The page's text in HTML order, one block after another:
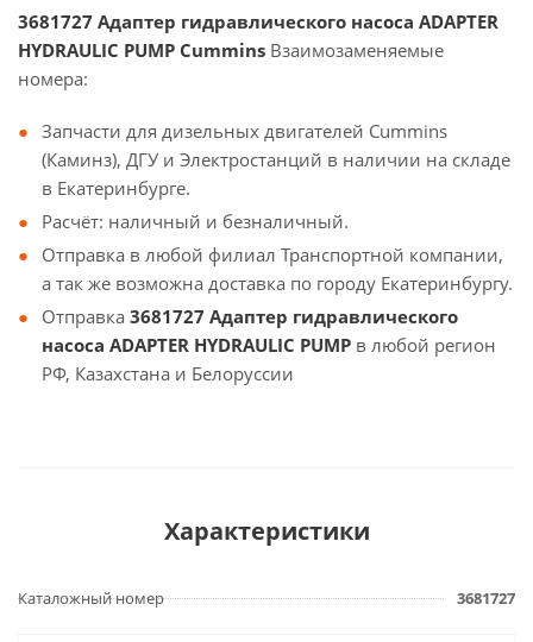
3681727 Адаптер гидравлического насоса ADAPTER
HYDRAULIC PUMP Cummins Взаимозаменяемые
номера:
Запчасти для дизельных двигателей Cummins
(Каминз), ДГУ и Электростанций в наличии на складе
в Екатеринбурге.
Расчёт: наличный и безналичный.
Отправка в любой филиал Транспортной компании,
а так же возможна доставка по городу Екатеринбургу.
Отправка 3681727 Адаптер гидравлического
насоса ADAPTER HYDRAULIC PUMP в любой регион
РФ, Казахстана и Белоруссии
Характеристики
Каталожный номер 3681727